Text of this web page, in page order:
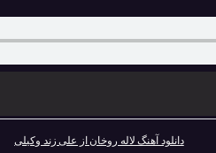
دانلود آهنگ لاله‌ روخان از علی زند وکیلی